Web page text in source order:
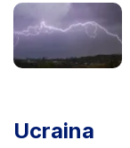
Ucraina